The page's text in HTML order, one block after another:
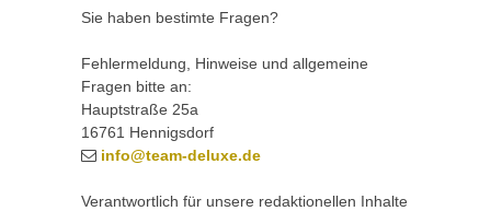
Sie haben bestimte Fragen?
Fehlermeldung, Hinweise und allgemeine
Fragen bitte an:
Hauptstraße 25a
16761 Hennigsdorf
info@team-deluxe.de
Verantwortlich für unsere redaktionellen Inhalte